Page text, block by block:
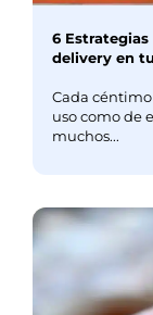
6
delivery en
Cada
uso como de
muchos...